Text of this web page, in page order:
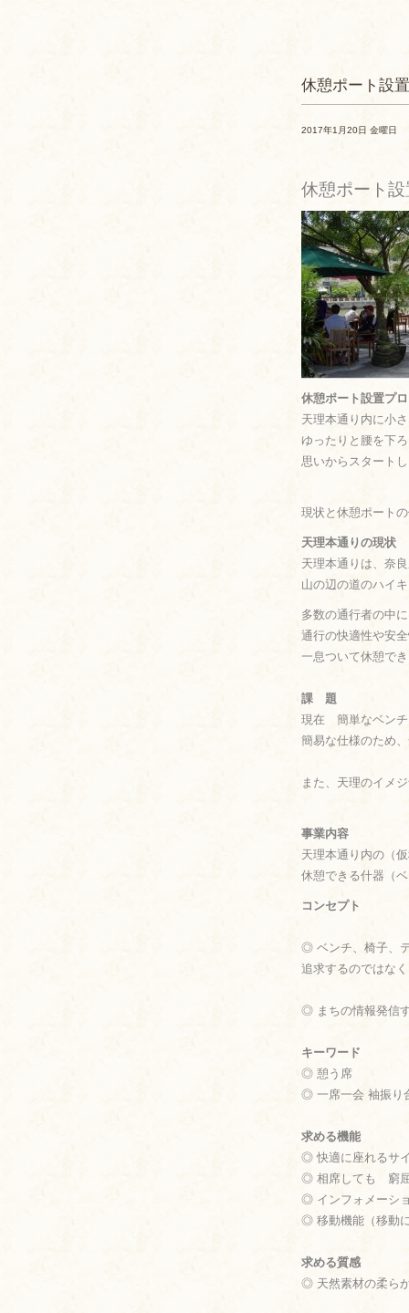
休憩ポート設
2017年1月20日 金曜日
休憩ポート
休憩ポート設置プ
天理本通り内に小
ゆったりと腰を下
思いからスタート
現状と休憩ポート
天理本通りの現状
天理本通りは、奈
山の辺の道のハイ
多数の通行者の中
通行の快適性や安
一息ついて休憩で
課 題
現在 簡単なベンチ
簡易な仕様のため
また、天理のイメ
事業内容
天理本通り内の（
休憩できる什器（
コンセプト
◎ ベンチ、椅子、
追求するのではな
◎ まちの情報発信
キーワード
◎ 憩う席
◎ 一席一会 袖振
求める機能
◎ 快適に座れるサ
◎ 相席しても 窮
◎ インフォメーシ
◎ 移動機能（移動
求める質感
◎ 天然素材の柔ら